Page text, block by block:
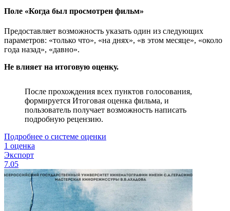
Поле «Когда был просмотрен фильм»
Предоставляет возможность указать один из следующих
параметров: «только что», «на днях», «в этом месяце», «около
года назад», «давно».
Не влияет на итоговую оценку.
После прохождения всех пунктов голосования,
формируется Итоговая оценка фильма, и
пользователь получает возможность написать
подробную рецензию.
Подробнее о системе оценки
1 оценка
Экспорт
7.05